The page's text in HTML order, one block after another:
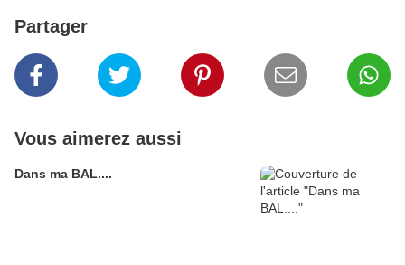
Partager
Vous aimerez aussi
Dans ma BAL....